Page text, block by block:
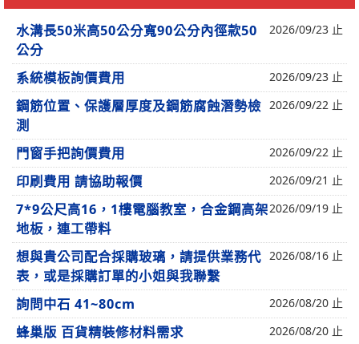
水溝長50米高50公分寬90公分內徑款50
公分
2026/09/23 止
系統模板詢價費用 2026/09/23 止
鋼筋位置、保護層厚度及鋼筋腐蝕潛勢檢
測
2026/09/22 止
門窗手把詢價費用 2026/09/22 止
印刷費用 請協助報價 2026/09/21 止
7*9公尺高16，1樓電腦教室，合金鋼高架
地板，連工帶料
2026/09/19 止
想與貴公司配合採購玻璃，請提供業務代
表，或是採購訂單的小姐與我聯繫
2026/08/16 止
詢問中石 41~80cm 2026/08/20 止
蜂巢版 百貨精裝修材料需求 2026/08/20 止